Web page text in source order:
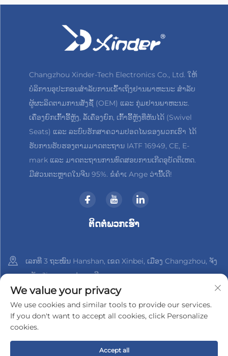
Changzhou Xinder-Tech Electronics Co., Ltd. ໃຫ້
ບໍລິການອຸປະກອນສຳລັບການເຂົ້າເຖິງຢານພາຫະນະ ສຳລັບ
ຜູ້ຜະລິດຕາມການສັ່ງຊື້ (OEM) ແລະ ກຸ່ມຢານພາຫະນະ.
ເຄື່ອງຍົກເກົ້າອີ້ຫຼັງ, ລໍ້ເຄື່ອງຍົກ, ເກົ້າອີ້ຫຼັງທີ່ຫັນໄດ້ (Swivel
Seats) ແລະ ລະບົບຮັກສາຄວາມປອດໄພຂອງພວກເຮົາ ໄດ້
ຮັບການຮັບຮອງຕາມມາດຕະຖານ IATF 16949, CE, E-
mark ແລະ ມາດຕະຖານການທົດສອບການເກີດອຸບັດຕິເຫດ.
ມີສ່ວນຕະຫຼາດໃນຈີນ 95%. ຂໍຄຳເ Ange ວ່ານີ້ເດີ!
ຕິດຕໍ່ພວກເຮົາ
ເລກທີ 3 ຖະໜົນ Hanshan, ເຂດ Xinbei, ເມືອງ Changzhou, ຈັງ
ຫວັດ Jiangsu, ປະເທດຈີນ
+86-18961288218
[email protected]
ລິขະສິດ © 2025 າງຊູ Xinder-Tech Electronics Co., Ltd.
We value your privacy
We use cookies and similar tools to provide our services.
If you don't want to accept all cookies, click Personalize
cookies.
Accept all